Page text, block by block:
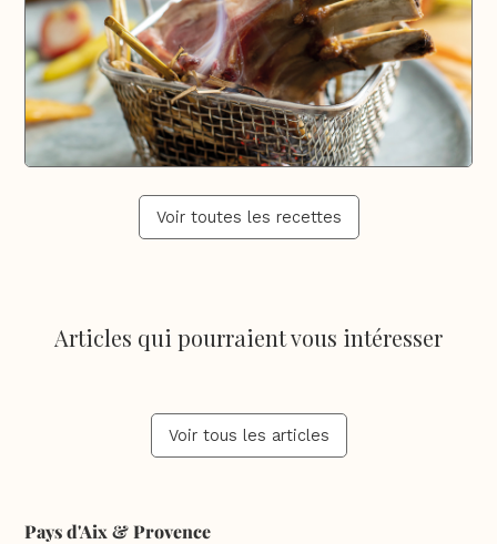
Voir toutes les recettes
Articles qui pourraient vous intéresser
Voir tous les articles
Pays d'Aix & Provence